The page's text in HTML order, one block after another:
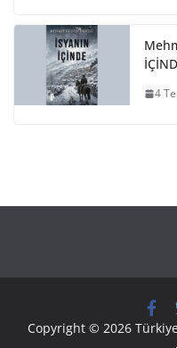
4
Copyright © 2026